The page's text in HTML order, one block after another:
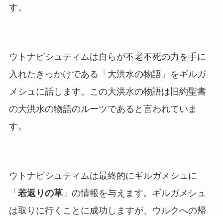
す。
ウトナピシュティムは自らが不老不死の力を手に
入れたきっかけである「大洪水の物語」をギルガ
メシュに話します。この大洪水の物語は旧約聖書
の大洪水の物語のルーツであると言われていま
す。
ウトナピシュティムは最終的にギルガメシュに
「 若返りの草」の情報を与えます。ギルガメシュ
は取りに行くことに成功しますが、ウルクへの帰